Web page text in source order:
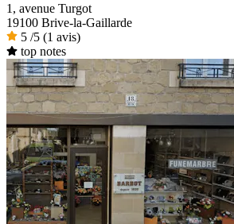
1, avenue Turgot
19100 Brive-la-Gaillarde
5 /5 (1 avis)
top notes